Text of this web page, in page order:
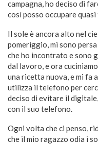
campagna, ho deciso di
così posso occupare
Il sole è ancora alto nel
pomeriggio, mi sono
che ho incontrato e sono
dal lavoro, e ora
una ricetta nuova, e mi fa
utilizza il telefono per
deciso di evitare il
con il suo telefono.
Ogni volta che ci penso,
che il mio ragazzo odia i